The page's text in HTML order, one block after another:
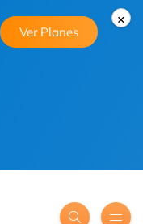
×
Ver Planes